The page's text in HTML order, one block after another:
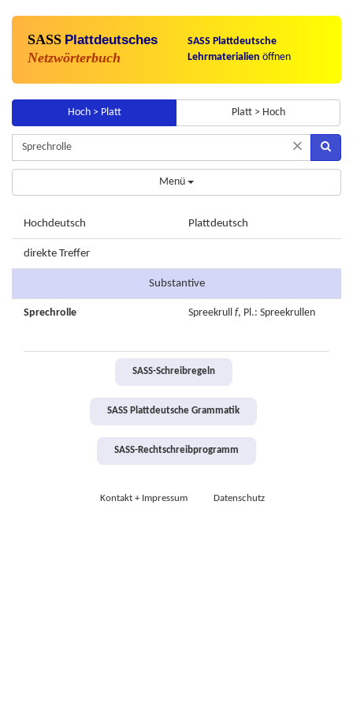
SASS Plattdeutsches
Netzwörterbuch
SASS Plattdeutsche
Lehrmaterialien öffnen
Hoch > Platt Platt > Hoch
×
Menü
Hochdeutsch Plattdeutsch
direkte Treffer
Substantive
Sprechrolle Spreekrull f, Pl.: Spreekrullen
SASS-Schreibregeln
SASS Plattdeutsche Grammatik
SASS-Rechtschreibprogramm
Kontakt + Impressum Datenschutz